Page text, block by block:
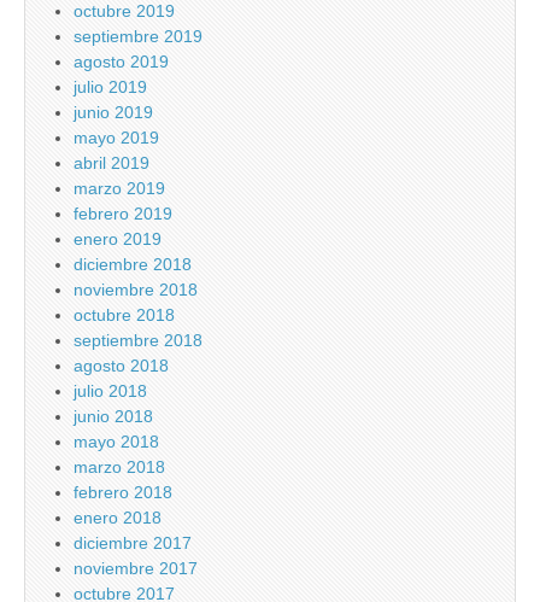
octubre 2019
septiembre 2019
agosto 2019
julio 2019
junio 2019
mayo 2019
abril 2019
marzo 2019
febrero 2019
enero 2019
diciembre 2018
noviembre 2018
octubre 2018
septiembre 2018
agosto 2018
julio 2018
junio 2018
mayo 2018
marzo 2018
febrero 2018
enero 2018
diciembre 2017
noviembre 2017
octubre 2017